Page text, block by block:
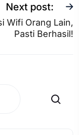
Next post:
Wifi Orang Lain,
Pasti Berhasil!
Search